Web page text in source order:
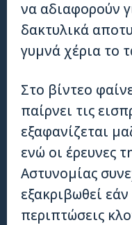
να αδιαφορούν
δακτυλικά
γυμνά χέρια το
Στο βίντεο
παίρνει τις
εξαφανίζεται
ενώ οι έρευνες
Αστυνομίας
εξακριβωθεί
περιπτώσεις